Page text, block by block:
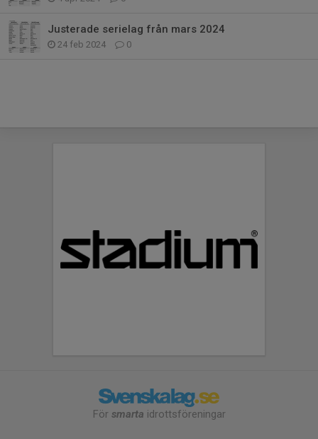
Justerade serielag från mars 2024
24 feb 2024 0
För smarta idrottsföreningar